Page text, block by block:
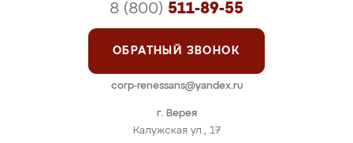
г. Верея
Калужская ул., 17
8 (800) 511-89-55
ОБРАТНЫЙ ЗВОНОК
corp-renessans@yandex.ru